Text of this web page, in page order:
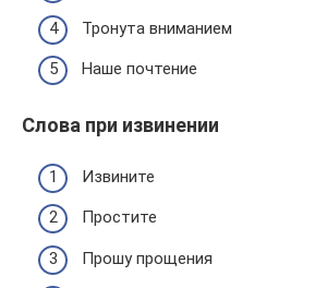
Тронута вниманием
Наше почтение
Слова при извинении
Извините
Простите
Прошу прощения